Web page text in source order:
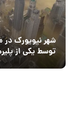
شهر نیویورک در
توسط یکی از